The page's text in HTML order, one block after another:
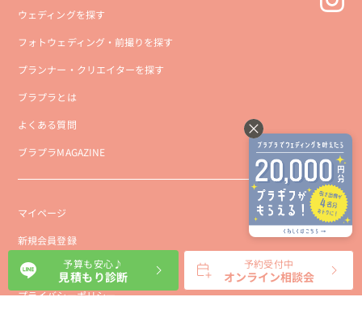
ウェディングを探す
フォトウェディング・前撮りを探す
プランナー・クリエイターを探す
ブラプラとは
よくある質問
ブラプラMAGAZINE
マイページ
新規会員登録
会社概要
プライバシーポリシー
予算も安心♪
見積もり診断
予約受付中
オンライン相談会